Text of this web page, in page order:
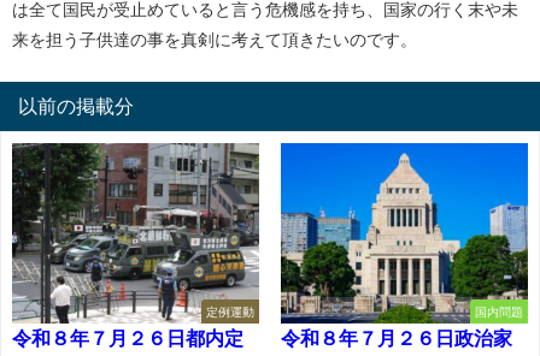
は全て国民が受止めていると言う危機感を持ち、国家の行く末や未
来を担う子供達の事を真剣に考えて頂きたいのです。
以前の掲載分
定例運動
令和８年７月２６日都内定
国内問題
令和８年７月２６日政治家